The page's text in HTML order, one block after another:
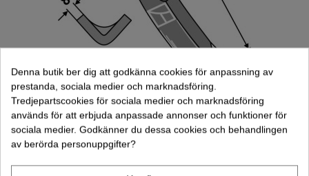
Spets Kongskilde Väderstad NZ Rapid
Spirit Tempo (1.10.137)
83,00 kr
Denna butik ber dig att godkänna cookies för anpassning av
prestanda, sociala medier och marknadsföring.
Tredjepartscookies för sociala medier och marknadsföring
används för att erbjuda anpassade annonser och funktioner för
sociala medier. Godkänner du dessa cookies och behandlingen
av berörda personuppgifter?